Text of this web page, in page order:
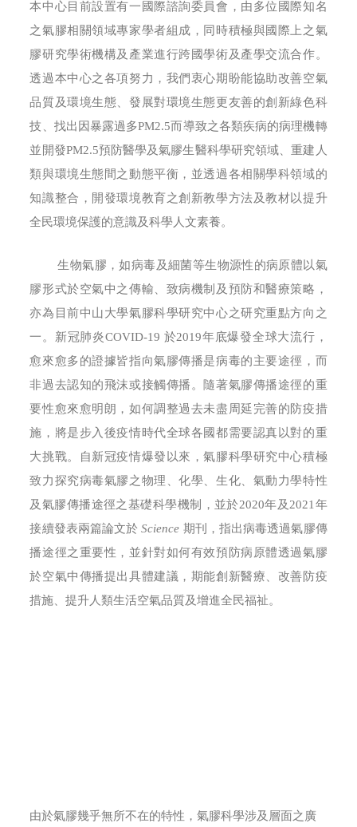
本中心目前設置有一國際諮詢委員會，由多位國際知名
之氣膠相關領域專家學者組成，同時積極與國際上之氣
膠研究學術機構及產業進行跨國學術及產學交流合作。
透過本中心之各項努力，我們衷心期盼能協助改善空氣
品質及環境生態、發展對環境生態更友善的創新綠色科
技、找出因暴露過多PM2.5而導致之各類疾病的病理機轉
並開發PM2.5預防醫學及氣膠生醫科學研究領域、重建人
類與環境生態間之動態平衡，並透過各相關學科領域的
知識整合，開發環境教育之創新教學方法及教材以提升
全民環境保護的意識及科學人文素養。
生物氣膠，如病毒及細菌等生物源性的病原體以氣
膠形式於空氣中之傳輸、致病機制及預防和醫療策略，
亦為目前中山大學氣膠科學研究中心之研究重點方向之
一。新冠肺炎COVID-19 於2019年底爆發全球大流行，
愈來愈多的證據皆指向氣膠傳播是病毒的主要途徑，而
非過去認知的飛沫或接觸傳播。隨著氣膠傳播途徑的重
要性愈來愈明朗，如何調整過去未盡周延完善的防疫措
施，將是步入後疫情時代全球各國都需要認真以對的重
大挑戰。自新冠疫情爆發以來，氣膠科學研究中心積極
致力探究病毒氣膠之物理、化學、生化、氣動力學特性
及氣膠傳播途徑之基礎科學機制，並於2020年及2021年
接續發表兩篇論文於 Science 期刊，指出病毒透過氣膠傳
播途徑之重要性，並針對如何有效預防病原體透過氣膠
於空氣中傳播提出具體建議，期能創新醫療、改善防疫
措施、提升人類生活空氣品質及增進全民福祉。
由於氣膠幾乎無所不在的特性，氣膠科學涉及層面之廣